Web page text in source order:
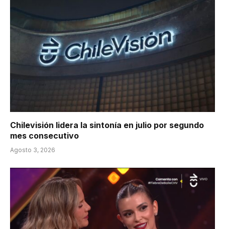
Chilevisión lidera la sintonía en julio por segundo
mes consecutivo
Agosto 3, 2026